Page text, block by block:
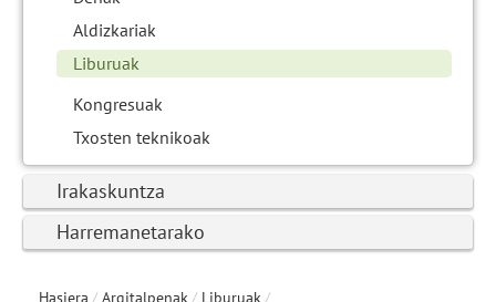
Aldizkariak
Liburuak
Kongresuak
Txosten teknikoak
Irakaskuntza
Harremanetarako
Hasiera / Argitalpenak/ Liburuak/